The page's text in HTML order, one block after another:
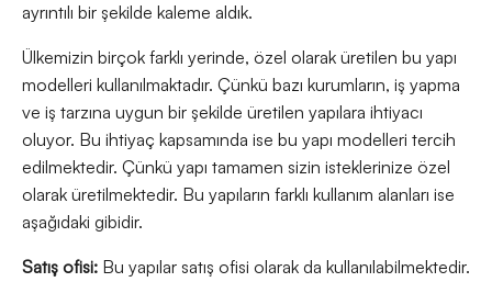
ayrıntılı bir şekilde kaleme aldık.
Ülkemizin birçok farklı yerinde, özel olarak üretilen bu yapı
modelleri kullanılmaktadır. Çünkü bazı kurumların, iş yapma
ve iş tarzına uygun bir şekilde üretilen yapılara ihtiyacı
oluyor. Bu ihtiyaç kapsamında ise bu yapı modelleri tercih
edilmektedir. Çünkü yapı tamamen sizin isteklerinize özel
olarak üretilmektedir. Bu yapıların farklı kullanım alanları ise
aşağıdaki gibidir.
Satış ofisi: Bu yapılar satış ofisi olarak da kullanılabilmektedir.